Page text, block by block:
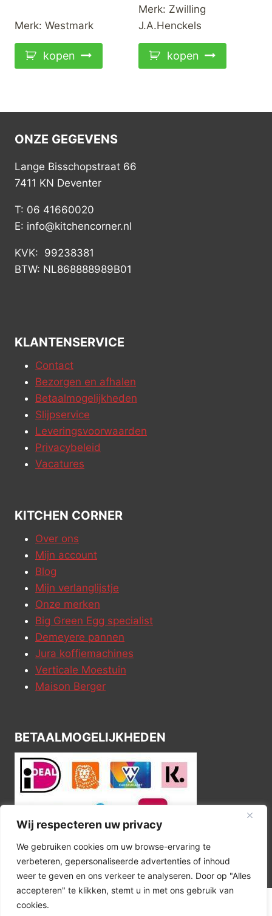
Wij respecteren uw privacy
We gebruiken cookies om uw browse-ervaring te
verbeteren, gepersonaliseerde advertenties of inhoud
weer te geven en ons verkeer te analyseren. Door op "Alles
accepteren" te klikken, stemt u in met ons gebruik van
cookies.
Merk: Westmark
kopen
Merk: Zwilling
J.A.Henckels
kopen
ONZE GEGEVENS
Lange Bisschopstraat 66
7411 KN Deventer
T: 06 41660020
E: info@kitchencorner.nl
KVK: 99238381
BTW: NL868888989B01
KLANTENSERVICE
Contact
Bezorgen en afhalen
Betaalmogelijkheden
Slijpservice
Leveringsvoorwaarden
Privacybeleid
Vacatures
KITCHEN CORNER
Over ons
Mijn account
Blog
Mijn verlanglijstje
Onze merken
Big Green Egg specialist
Demeyere pannen
Jura koffiemachines
Verticale Moestuin
Maison Berger
BETAALMOGELIJKHEDEN